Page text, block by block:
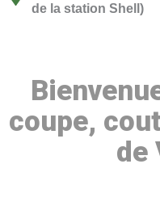
de la station Shell)
coupe,
de